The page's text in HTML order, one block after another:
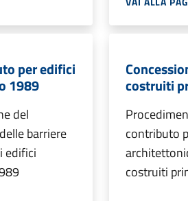
per edifici
1989
del
barriere
edifici
costruiti
contributo
costruiti